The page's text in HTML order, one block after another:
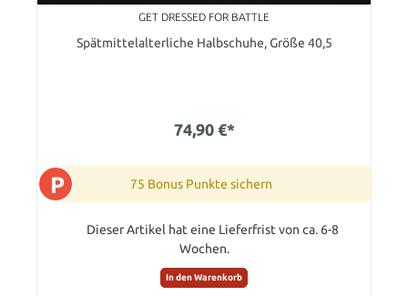
GET DRESSED FOR BATTLE
Spätmittelalterliche Halbschuhe, Größe 40,5
74,90 €*
P 75 Bonus Punkte sichern
Dieser Artikel hat eine Lieferfrist von ca. 6-8
Wochen.
In den Warenkorb